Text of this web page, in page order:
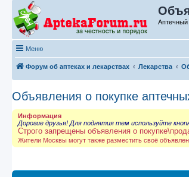
Аптечный
Меню
Форум об аптеках и лекарствах Лекарства
Объявления о покупке
Информация
Дорогие друзья! Для поднятия тем используйте
Строго запрещены объявления о
Жители Москвы могут также разместить своё